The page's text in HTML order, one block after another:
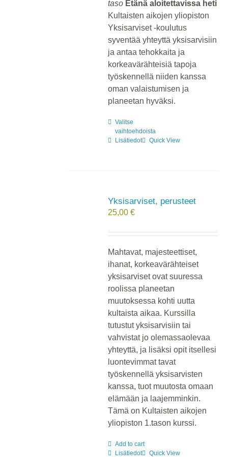
taso Etänä aloitettavissa heti
Kultaisten aikojen yliopiston
Yksisarviset -koulutus
syventää yhteyttä yksisarvisiin
ja antaa tehokkaita ja
korkeavärähteisiä tapoja
työskennellä niiden kanssa
oman valaistumisen ja
planeetan hyväksi.
Valitse
vaihtoehdoista
valinnat
sivulla.
Lisätiedot Quick View
Yksisarviset, perusteet
25,00€
Mahtavat, majesteettiset,
ihanat, korkeavärähteiset
yksisarviset ovat suuressa
roolissa planeetan
muutoksessa kohti uutta
kultaista aikaa. Kurssilla
tutustut yksisarvisiin tai
vahvistat jo olemassaolevaa
yhteyttä, ja lisäksi opit itsellesi
luontevimmat tavat
työskennellä yksisarvisten
kanssa, tuot muutosta omaan
elämään ja laajemminkin.
Tämä on Kultaisten aikojen
yliopiston 1.tason kurssi.
Add to cart
Lisätiedot
Quick View